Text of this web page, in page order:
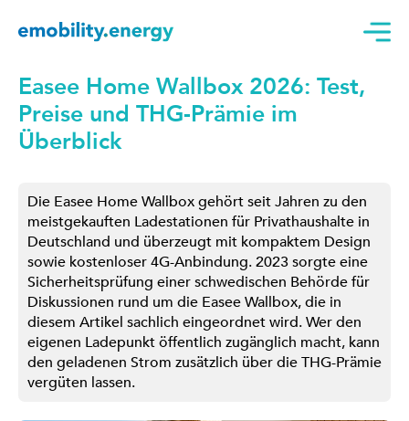
Easee Home Wallbox 2026: Test,
Preise und THG-Prämie im
Überblick
Die Easee Home Wallbox gehört seit Jahren zu den
meistgekauften Ladestationen für Privathaushalte in
Deutschland und überzeugt mit kompaktem Design
sowie kostenloser 4G-Anbindung. 2023 sorgte eine
Sicherheitsprüfung einer schwedischen Behörde für
Diskussionen rund um die Easee Wallbox, die in
diesem Artikel sachlich eingeordnet wird. Wer den
eigenen Ladepunkt öffentlich zugänglich macht, kann
den geladenen Strom zusätzlich über die THG-Prämie
vergüten lassen.